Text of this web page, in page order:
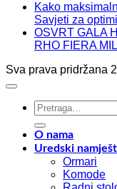
Kako
Savjeti za
OSVRT GALA
RHO FIERA
Sva prava pridržana
Pretraži:
O nama
Uredski
Ormari
Komode